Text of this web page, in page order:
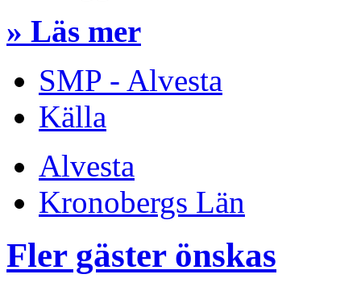
» Läs mer
SMP - Alvesta
Källa
Alvesta
Kronobergs Län
Fler gäster önskas